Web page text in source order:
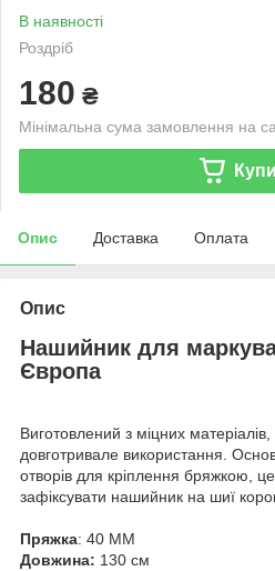
В наявності
Роздріб
180 ₴
Мінімальна сума замовлення на
Опис Доставка Оплата
Опис
Нашийник для
Європа
Виготовлений з міцних
довготривале використання.
отворів для кріплення бряжкою,
зафіксувати нашийник на шиї
Пряжка: 40 ММ
Довжина: 130 см